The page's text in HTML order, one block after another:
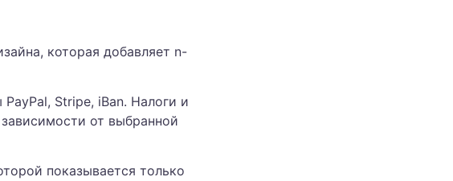
которая добавляет n-
Stripe, iBan. Налоги и
от выбранной
показывается только